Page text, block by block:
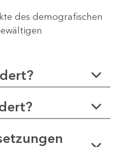
des demografischen